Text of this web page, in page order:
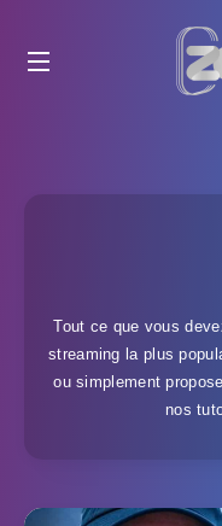
Tout ce que vous
streaming la plus
ou simplement
nos